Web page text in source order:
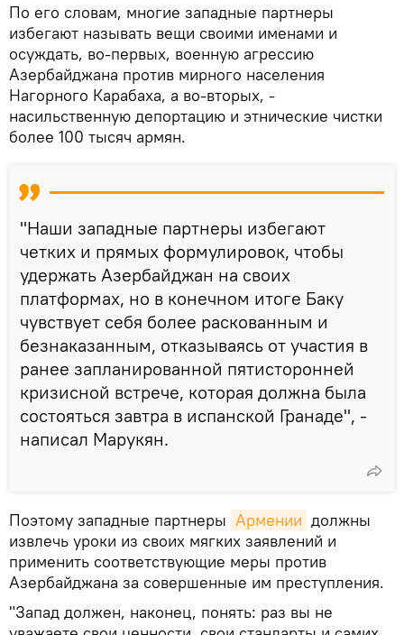
По его словам, многие западные партнеры
избегают называть вещи своими именами и
осуждать, во-первых, военную агрессию
Азербайджана против мирного населения
Нагорного Карабаха, а во-вторых, -
насильственную депортацию и этнические чистки
более 100 тысяч армян.
"Наши западные партнеры избегают
четких и прямых формулировок, чтобы
удержать Азербайджан на своих
платформах, но в конечном итоге Баку
чувствует себя более раскованным и
безнаказанным, отказываясь от участия в
ранее запланированной пятисторонней
кризисной встрече, которая должна была
состояться завтра в испанской Гранаде", -
написал Марукян.
Поэтому западные партнеры Армении должны
извлечь уроки из своих мягких заявлений и
применить соответствующие меры против
Азербайджана за совершенные им преступления.
"Запад должен, наконец, понять: раз вы не